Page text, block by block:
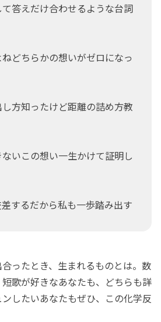
答えだけ合わせるような台詞
どちらかの想いがゼロになっ
方知ったけど距離の詰め方教
いこの想い一生かけて証明し
するだから私も一歩踏み出す
ったとき、生まれるものとは。数
歌が好きなあなたも、どちらも詳
したいあなたもぜひ、この化学反